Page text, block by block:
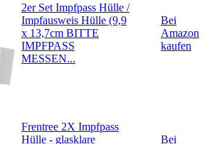
2er Set Impfpass Hülle /
Impfausweis Hülle (9,9
x 13,7cm BITTE
IMPFPASS
MESSEN...
Bei
Amazon
kaufen
Frentree 2X Impfpass
Hülle - glasklare
Bei